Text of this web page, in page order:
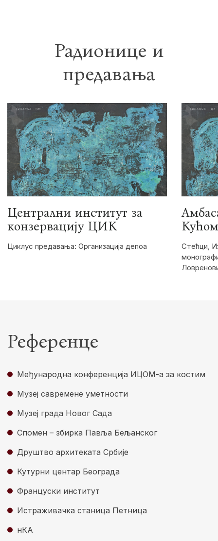
Радионице и
предавања
Централни институт за
конзервацију ЦИК
Циклус предавања: Организација депоа
Стећци,
Референце
Међународна конференција ИЦОМ-а за костим
Музеј савремене уметности
Музеј града Новог Сада
Спомен – збирка Павља Бељанског
Друштво архитеката Србије
Кутурни центар Београда
Француски институт
Истраживачка станица Петница
нКА